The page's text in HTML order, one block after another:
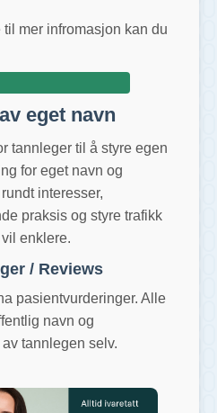
mer infromasjon kan du
eget navn
tannleger til å styre egen
for eget navn og
interesser,
praksis og styre trafikk
enklere.
/ Reviews
pasientvurderinger. Alle
navn og
tannlegen selv.